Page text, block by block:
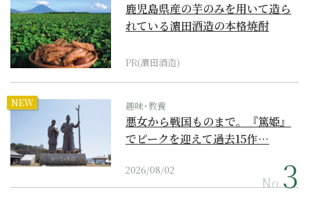
鹿児島県産の芋のみを用いて造ら
れている濵田酒造の本格焼酎
PR(濵田酒造)
NEW 趣味･教養
悪女から戦国ものまで。『篤姫』
でピークを迎えて過去15作…
2026/08/02
No.